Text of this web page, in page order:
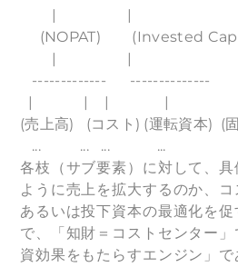
| |
(NOPAT) (Invested
| |
------------- --------------
| | | |
(売上高) (コスト) (運転資本) (
... ... ... ...
各枝（サブ要素）に対して、
ように売上を拡大するのか、コ
あるいは投下資本の最適化を
で、「知財＝コストセンター
資効果をもたらすエンジン」